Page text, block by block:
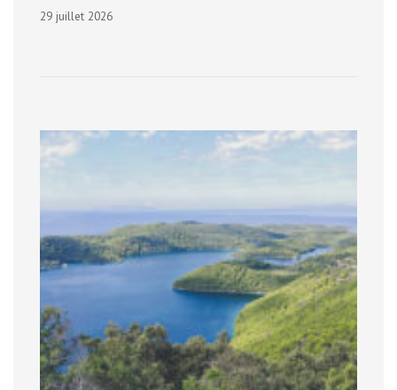
29 juillet 2026